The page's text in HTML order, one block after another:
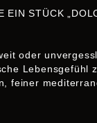
EIN STÜCK
oder
Lebensgefühl
feiner